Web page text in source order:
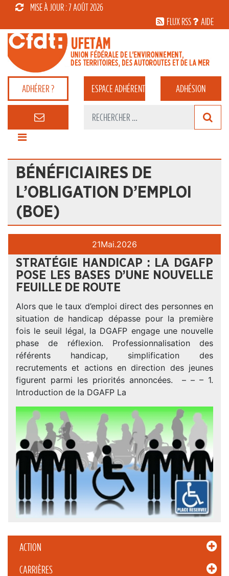
MISE À JOUR : 7 AOÛT 2026
FLUX RSS
AIDE
ADHÉRER ? ESPACEADHÉRENT ADHÉSION
BÉNÉFICIAIRES DE
L’OBLIGATION D’EMPLOI
(BOE)
ACTION
CARRIÈRES
21Mai.2026
STRATÉGIE HANDICAP : LA DGAFP
POSE LES BASES D’UNE NOUVELLE
FEUILLE DE ROUTE
Alors que le taux d’emploi direct des personnes en
situation de handicap dépasse pour la première
fois le seuil légal, la DGAFP engage une nouvelle
phase de réflexion. Professionnalisation des
référents handicap, simplification des
recrutements et actions en direction des jeunes
figurent parmi les priorités annoncées. – – – 1.
Introduction de la DGAFP La